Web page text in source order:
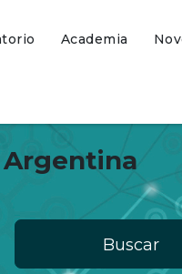
Academia
Buscar